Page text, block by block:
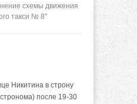
схемы движения
такси № 8"
Никитина в строну
после 19-30